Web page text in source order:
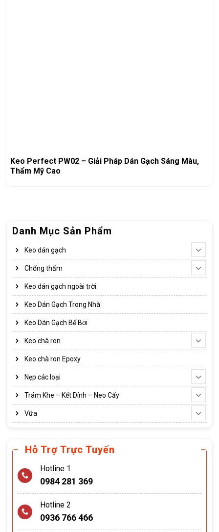
Danh Mục Sản Phẩm
Keo dán gạch
Chống thấm
Keo dán gạch ngoài trời
Keo Dán Gạch Trong Nhà
Keo Dán Gạch Bể Bơi
Keo chà ron
Keo chà ron Epoxy
Nẹp các loại
Trám Khe – Kết Dính – Neo Cấy
Vữa
Hỗ Trợ Trực Tuyến
Hotline 1
0984 281 369
Hotline 2
0936 766 466
Keo Perfect PW02 – Giải Pháp Dán Gạch Sáng Màu,
Thẩm Mỹ Cao